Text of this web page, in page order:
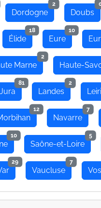
Dordogne
2
Doubs
Élide
18
Eure
10
Marne
2
Haute-
Jura
81
Landes
2
12
Navarre
7
10
Saône-et-Loire
5
29
Vaucluse
7